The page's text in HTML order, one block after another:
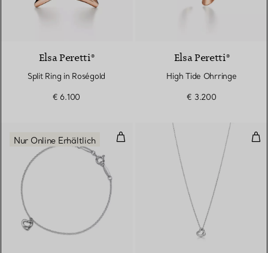
Elsa Peretti®
Split Ring in Roségold
€ 6.100
Elsa Peretti®
High Tide Ohrringe
€ 3.200
Open Heart Armband in
Nur Online Erhältlich